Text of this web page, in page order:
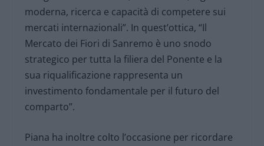
moderna, ricerca e capacità di competere sui
mercati internazionali”. In quest’ottica, “Il
Mercato dei Fiori di Sanremo è uno snodo
strategico per tutta la filiera del Ponente e la
sua riqualificazione rappresenta un
investimento fondamentale per il futuro del
comparto”.
Piana ha inoltre colto l’occasione per ricordare